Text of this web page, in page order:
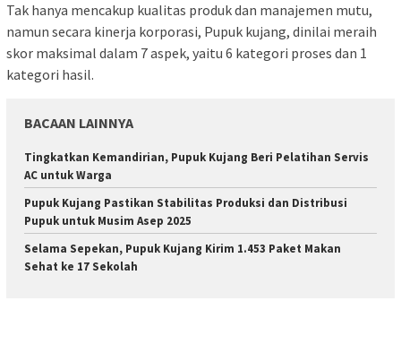
Tak hanya mencakup kualitas produk dan manajemen mutu,
namun secara kinerja korporasi, Pupuk kujang, dinilai meraih
skor maksimal dalam 7 aspek, yaitu 6 kategori proses dan 1
kategori hasil.
BACAAN LAINNYA
Tingkatkan Kemandirian, Pupuk Kujang Beri Pelatihan Servis
AC untuk Warga
Pupuk Kujang Pastikan Stabilitas Produksi dan Distribusi
Pupuk untuk Musim Asep 2025
Selama Sepekan, Pupuk Kujang Kirim 1.453 Paket Makan
Sehat ke 17 Sekolah